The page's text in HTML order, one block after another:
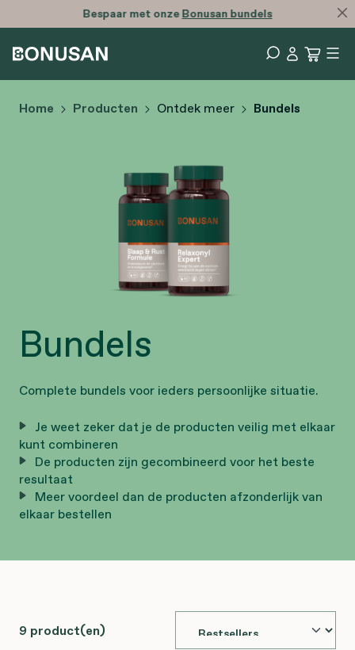
Bespaar met onzeBonusan bundels
Home Producten Ontdek meer Bundels
Bundels
Complete bundels voor ieders persoonlijke situatie.
Je weet zeker dat je de producten veilig met elkaar
kunt combineren
De producten zijn gecombineerd voor het beste
resultaat
Meer voordeel dan de producten afzonderlijk van
elkaar bestellen
9 product(en)